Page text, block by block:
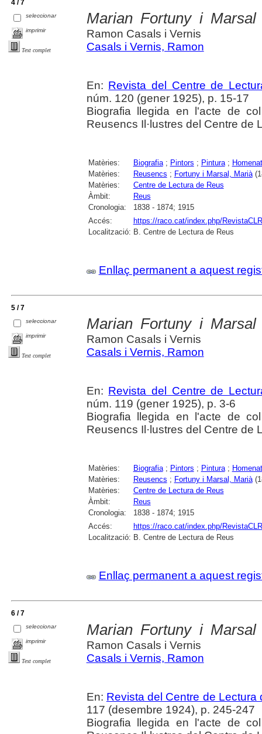
4 / 7
seleccionar
imprimir
Text complet
Marian Fortuny i Marsal
Ramon Casals i Vernis
Casals i Vernis, Ramon
En: Revista del Centre de
núm. 120 (gener 1925), p. 15-17
Biografia llegida en l'acte de
Reusencs Il·lustres del Centre de
Matèries: Biografia; Pintors ; Pintura;
Matèries:
Reusencs ; Fortuny i Marsal, Marià
Matèries:
Centre de Lectura de Reus
Àmbit:
Reus
Cronologia:
1838 - 1874; 1915
Accés:
https://raco.cat/index.php/
Localització: B. Centre de Lectura de Reus
Enllaç permanent a aquest
5 / 7
seleccionar
imprimir
Text complet
Marian Fortuny i Marsal
Ramon Casals i Vernis
Casals i Vernis, Ramon
En: Revista del Centre de
núm. 119 (gener 1925), p. 3-6
Biografia llegida en l'acte de
Reusencs Il·lustres del Centre de
Matèries: Biografia; Pintors ; Pintura;
Matèries:
Reusencs ; Fortuny i Marsal, Marià
Matèries:
Centre de Lectura de Reus
Àmbit:
Reus
Cronologia:
1838 - 1874; 1915
Accés:
https://raco.cat/index.php/
Localització: B. Centre de Lectura de Reus
Enllaç permanent a aquest
6 / 7
seleccionar
imprimir
Text complet
Marian Fortuny i Marsal
Ramon Casals i Vernis
Casals i Vernis, Ramon
En: Revista del Centre de Lectura
117 (desembre 1924), p. 245-247
Biografia llegida en l'acte de